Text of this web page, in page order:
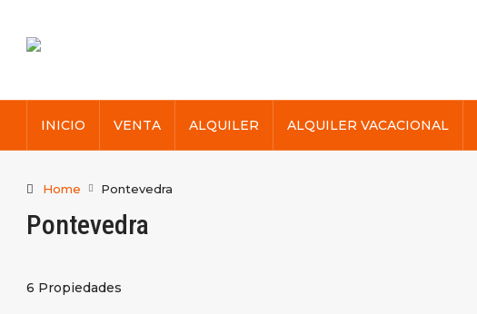
INICIO VENTA ALQUILER ALQUILER VACACIONAL
Home Pontevedra
Pontevedra
6 Propiedades